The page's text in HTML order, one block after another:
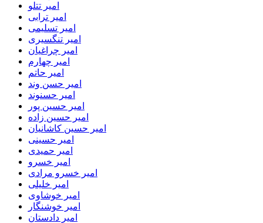
امیر تتلو
امیر ترابی
امیر تسلیمی
امیر تنگسیری
امیر چراغیان
امیر چهارم
امیر حاتم
امیر حسن وند
امیر حسنوند
امیر حسین پور
امیر حسین زاده
امیر حسین کاشانیان
امیر حسینی
امیر حمیدی
امیر خسرو
امیر خسرو مرادی
امیر خلیلی
امیر خوشاوی
امیر خوشنگار
امیر دادستان